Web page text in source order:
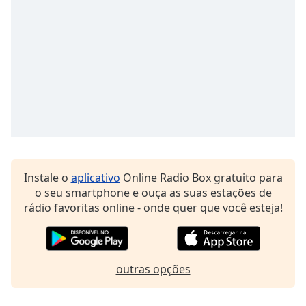
Text
Color
Opacity
Color
Instale o aplicativo Online Radio Box gratuito para
o seu smartphone e ouça as suas estações de
rádio favoritas online - onde quer que você esteja!
outras opções